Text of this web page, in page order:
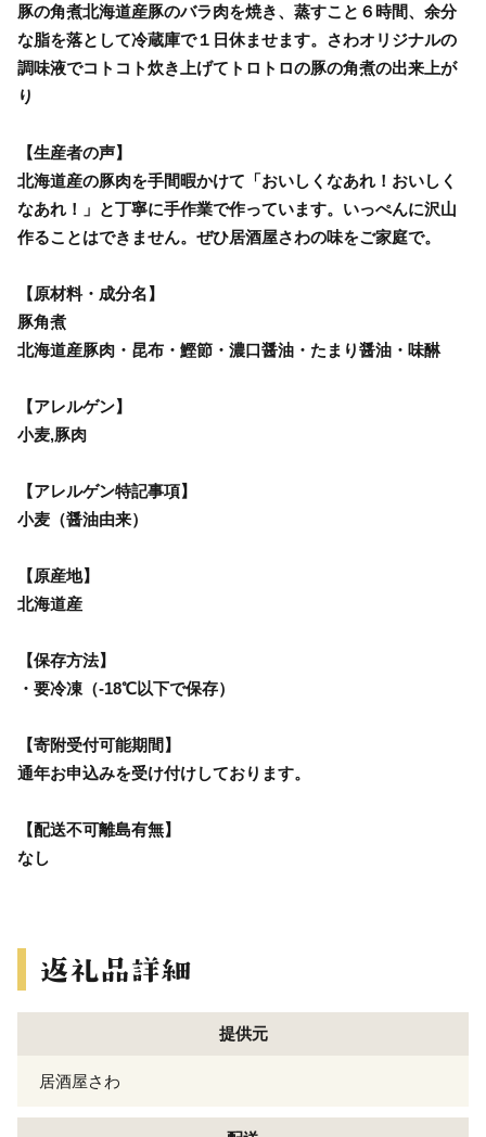
豚の角煮北海道産豚のバラ肉を焼き、蒸すこと６時間、余分
な脂を落として冷蔵庫で１日休ませます。さわオリジナルの
調味液でコトコト炊き上げてトロトロの豚の角煮の出来上が
り
【生産者の声】
北海道産の豚肉を手間暇かけて「おいしくなあれ！おいしく
なあれ！」と丁寧に手作業で作っています。いっぺんに沢山
作ることはできません。ぜひ居酒屋さわの味をご家庭で。
【原材料・成分名】
豚角煮
北海道産豚肉・昆布・鰹節・濃口醤油・たまり醤油・味醂
【アレルゲン】
小麦,豚肉
【アレルゲン特記事項】
小麦（醤油由来）
【原産地】
北海道産
【保存方法】
・要冷凍（-18℃以下で保存）
【寄附受付可能期間】
通年お申込みを受け付けしております。
【配送不可離島有無】
なし
提供元
居酒屋さわ